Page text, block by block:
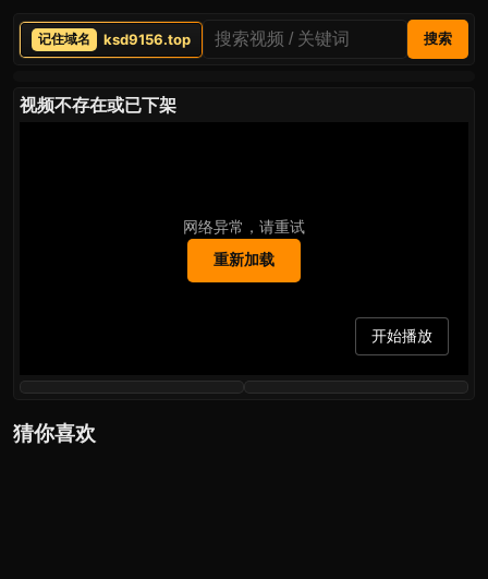
ksd9156.top 搜索
视频不存在或已下架
网络异常，请重试
重新加载
开始播放
猜你喜欢